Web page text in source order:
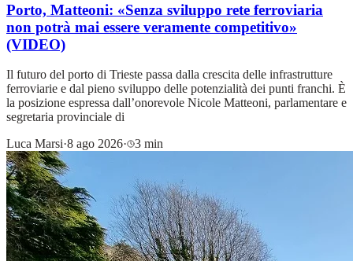
Porto, Matteoni: «Senza sviluppo rete ferroviaria
non potrà mai essere veramente competitivo»
(VIDEO)
Il futuro del porto di Trieste passa dalla crescita delle infrastrutture
ferroviarie e dal pieno sviluppo delle potenzialità dei punti franchi. È
la posizione espressa dall’onorevole Nicole Matteoni, parlamentare e
segretaria provinciale di
Luca Marsi·8 ago 2026· 3 min